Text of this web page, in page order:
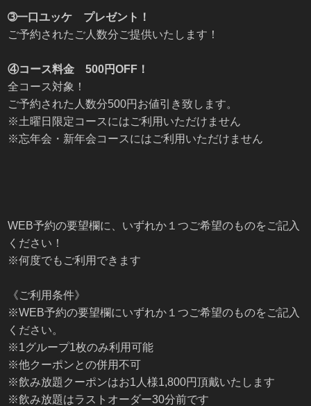
➂一口ユッケ プレゼント！
ご予約されたご人数分ご提供いたします！
④コース料金 500円OFF！
全コース対象！
ご予約された人数分500円お値引き致します。
※土曜日限定コースにはご利用いただけません
※忘年会・新年会コースにはご利用いただけません
WEB予約の要望欄に、いずれか１つご希望のものをご記入
ください！
※何度でもご利用できます
《ご利用条件》
※WEB予約の要望欄にいずれか１つご希望のものをご記入
ください。
※1グループ1枚のみ利用可能
※他クーポンとの併用不可
※飲み放題クーポンはお1人様1,800円頂戴いたします
※飲み放題はラストオーダー30分前です